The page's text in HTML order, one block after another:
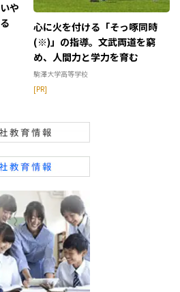
や
心に火を付ける「そっ啄同時
(※)」の指導。文武両道を窮
め、人間力と学力を育む
駒澤大学高等学校
[PR]